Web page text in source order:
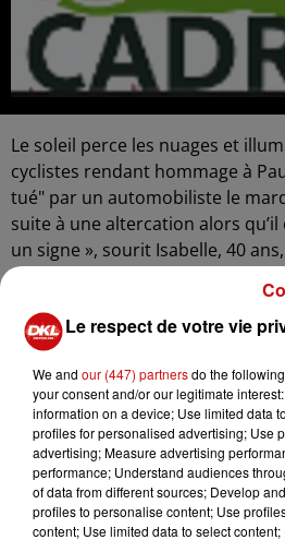
Le soleil perce les nuages et
cyclistes rendant hommage à
tué" par un automobiliste le
suite à une altercation alors qu’il
un signe », sourit Isabelle, 40
déplacement d’Illkirch avec ses
faits a été arrêté et mis en
« C’est un acte de barbarie. Sa
comportement irresponsable et
d'infrastructure. Il est impératif
accordée aux voitures », déclare
67, Nicole Penot, dans un
palpable parmi les participants
de la minute de silence,
à la famille du défunt, à ses
Le respect de votre vie
We and our (447) partnersdo the
your consent and/or our legitimate
information on a device; Use limited data
profiles for personalised advertising; Use
advertising; Measure advertising
performance; Understand audiences
of data from different sources; Develop
profiles to personalise content; Use
content; Use limited data to select